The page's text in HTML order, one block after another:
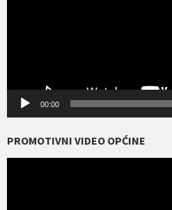
00:00
PROMOTIVNI VIDEO OPĆINE